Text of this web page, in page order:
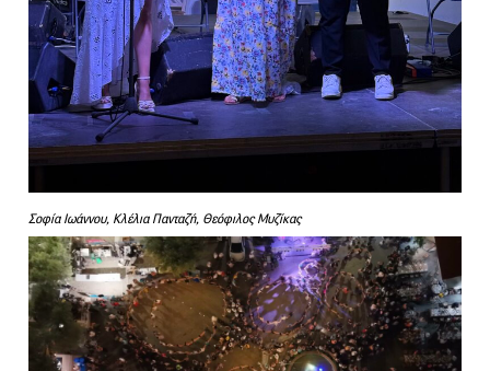
Σοφία Ιωάννου, Κλέλια Πανταζή, Θεόφιλος Μυζίκας